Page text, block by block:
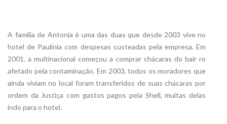
A família de Antonia é uma das duas que desde 2003 vive no
hotel de Paulínia com despesas custeadas pela empresa. Em
2001, a multinacional começou a comprar chácaras do bair ro
afetado pela contaminação. Em 2003, todos os moradores que
ainda viviam no local foram transferidos de suas chácaras por
ordem da Justiça com gastos pagos pela Shell, muitas delas
indo para o hotel.